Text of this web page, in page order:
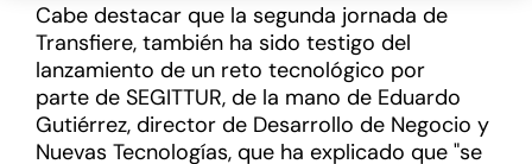
Cabe destacar que la segunda jornada de
Transfiere, también ha sido testigo del
lanzamiento de un reto tecnológico por
parte de SEGITTUR, de la mano de Eduardo
Gutiérrez, director de Desarrollo de Negocio y
Nuevas Tecnologías, que ha explicado que "se